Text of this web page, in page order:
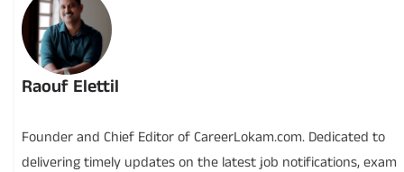
Raouf Elettil
Founder and Chief Editor of CareerLokam.com. Dedicated to
delivering timely updates on the latest job notifications, exam